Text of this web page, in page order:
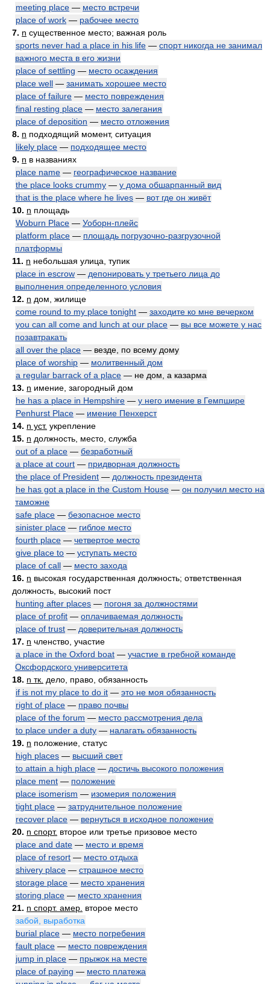
meeting place — место встречи
place of work — рабочее место
7. n существенное место; важная роль
sports never had a place in his life — спорт никогда не занимал
важного места в его жизни
place of settling — место осаждения
place well — занимать хорошее место
place of failure — место повреждения
final resting place — место залегания
place of deposition — место отложения
8. n подходящий момент, ситуация
likely place — подходящее место
9. n в названиях
place name — географическое название
the place looks crummy — у дома обшарпанный вид
that is the place where he lives — вот где он живёт
10. n площадь
Woburn Place — Уоборн-плейс
platform place — площадь погрузочно-разгрузочной
платформы
11. n небольшая улица, тупик
place in escrow — депонировать у третьего лица до
выполнения определенного условия
12. n дом, жилище
come round to my place tonight — заходите ко мне вечерком
you can all come and lunch at our place — вы все можете у нас
позавтракать
all over the place — везде, по всему дому
place of worship — молитвенный дом
a regular barrack of a place — не дом, а казарма
13. n имение, загородный дом
he has a place in Hempshire — у него имение в Гемпшире
Penhurst Place — имение Пенхерст
14. n уст. укрепление
15. n должность, место, служба
out of a place — безработный
a place at court — придворная должность
the place of President — должность президента
he has got a place in the Custom House — он получил место на
таможне
safe place — безопасное место
sinister place — гиблое место
fourth place — четвертое место
give place to — уступать место
place of call — место захода
16. n высокая государственная должность; ответственная
должность, высокий пост
hunting after places — погоня за должностями
place of profit — оплачиваемая должность
place of trust — доверительная должность
17. n членство, участие
a place in the Oxford boat — участие в гребной команде
Оксфордского университета
18. n тк. дело, право, обязанность
if is not my place to do it — это не моя обязанность
right of place — право почвы
place of the forum — место рассмотрения дела
to place under a duty — налагать обязанность
19. n положение, статус
high places — высший свет
to attain a high place — достичь высокого положения
place ment — положение
place isomerism — изомерия положения
tight place — затруднительное положение
recover place — вернуться в исходное положение
20. n спорт. второе или третье призовое место
place and date — место и время
place of resort — место отдыха
shivery place — страшное место
storage place — место хранения
storing place — место хранения
21. n спорт. амер. второе место
забой, выработка
burial place — место погребения
fault place — место повреждения
jump in place — прыжок на месте
place of paying — место платежа